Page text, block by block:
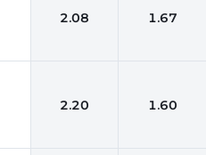
2.08 1.67
2.20 1.60